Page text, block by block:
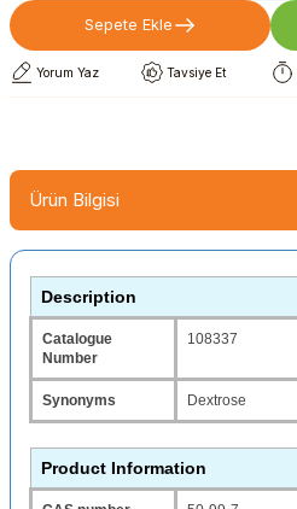
Sepete Ekle
Yorum Yaz Tavsiye Et
Ürün Bilgisi
Description
Catalogue
Number
108337
Synonyms Dextrose
Product Information